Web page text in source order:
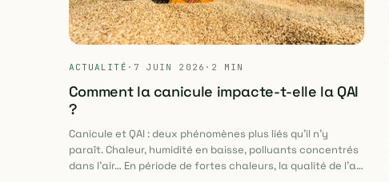
ACTUALITÉ · 7 JUIN 2026 · 2 MIN
Comment la canicule impacte-t-elle la QAI
?
Canicule et QAI : deux phénomènes plus liés qu'il n'y
paraît. Chaleur, humidité en baisse, polluants concentrés
dans l'air… En période de fortes chaleurs, la qualité de l'air